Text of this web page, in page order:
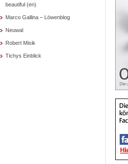
beautiful (en)
Marco Gallina – Löwenblog
Neuwal
Robert Misik
Tichys Einblick